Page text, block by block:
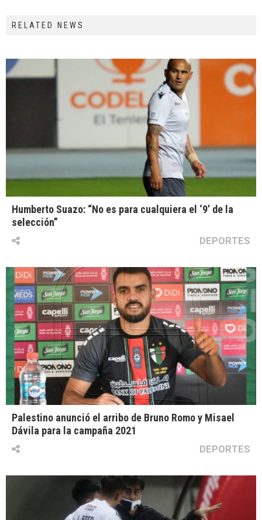
RELATED NEWS
Humberto Suazo: “No es para cualquiera el ‘9’ de la
selección”
DEPORTES
Palestino anunció el arribo de Bruno Romo y Misael
Dávila para la campaña 2021
DEPORTES